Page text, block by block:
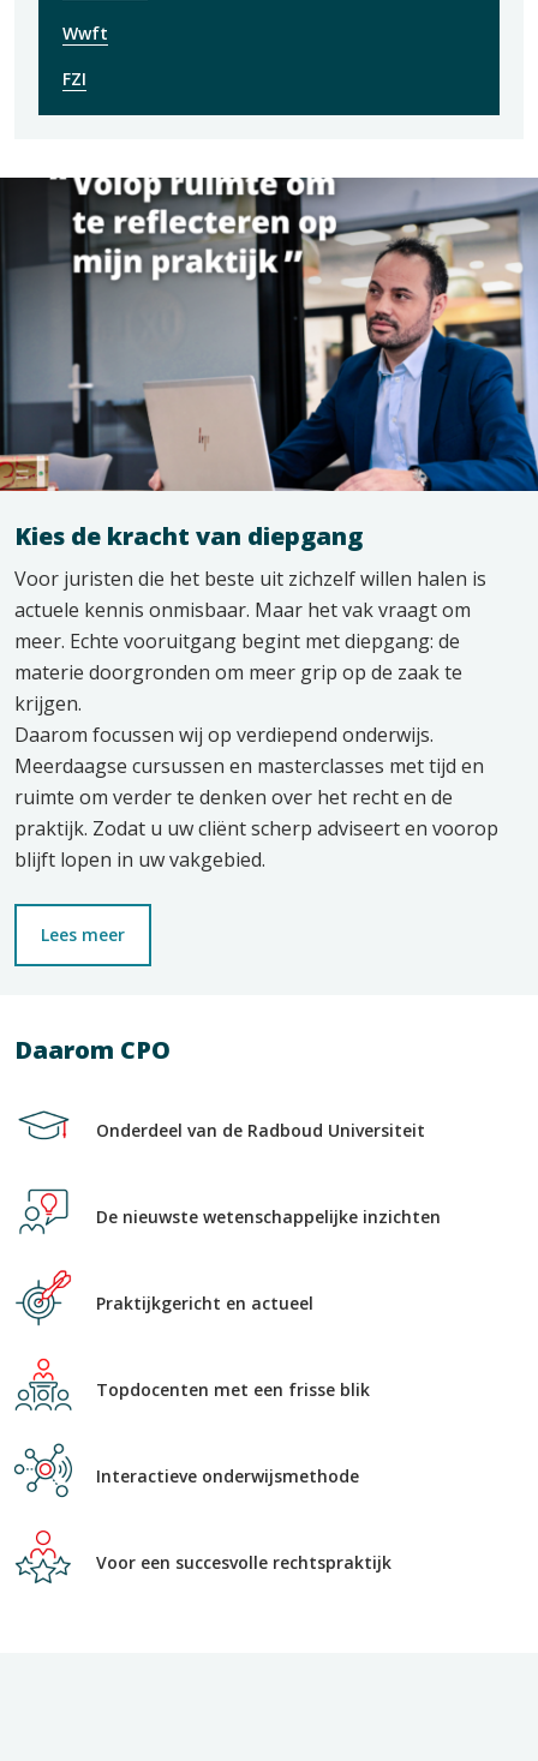
Wwft
FZI
Kies de kracht van diepgang
Voor juristen die het beste uit zichzelf willen halen is
actuele kennis onmisbaar. Maar het vak vraagt om
meer. Echte vooruitgang begint met diepgang: de
materie doorgronden om meer grip op de zaak te
krijgen.
Daarom focussen wij op verdiepend onderwijs.
Meerdaagse cursussen en masterclasses met tijd en
ruimte om verder te denken over het recht en de
praktijk. Zodat u uw cliënt scherp adviseert en voorop
blijft lopen in uw vakgebied.
Lees meer
Daarom CPO
Onderdeel van de Radboud Universiteit
De nieuwste wetenschappelijke inzichten
Praktijkgericht en actueel
Topdocenten met een frisse blik
Interactieve onderwijsmethode
Voor een succesvolle rechtspraktijk